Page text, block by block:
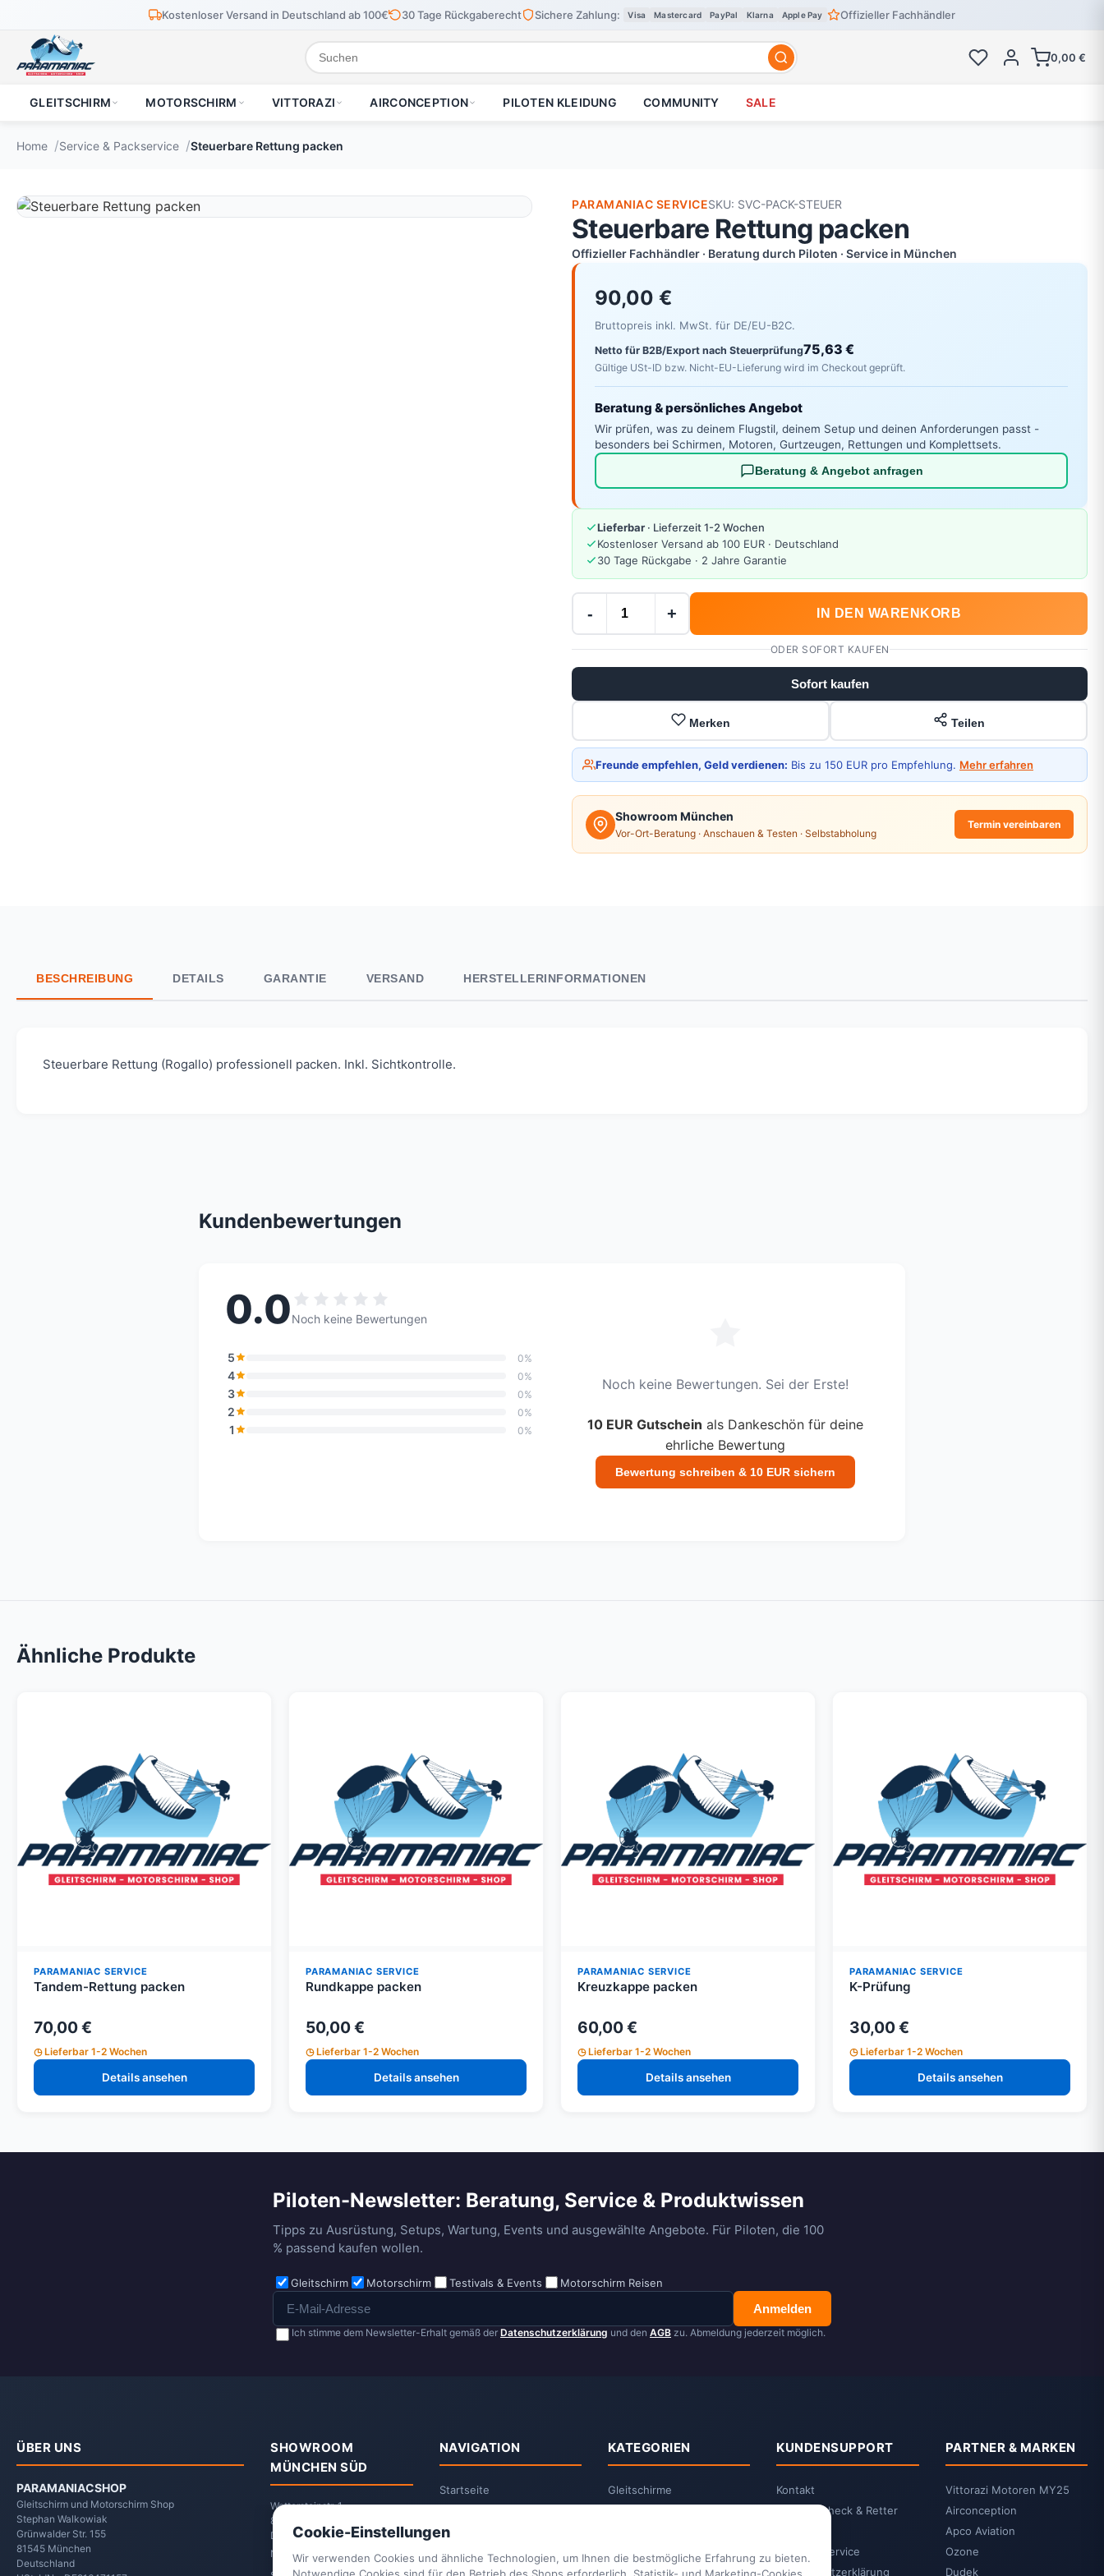
Kostenloser Versand in Deutschland ab 100€ 30 Tage Rückgaberecht Sichere Zahlung: Visa Mastercard PayPal Klarna Apple Pay Offizieller Fachhändler
0,00 €
GLEITSCHIRM MOTORSCHIRM VITTORAZI AIRCONCEPTION PILOTEN KLEIDUNG COMMUNITY SALE
Home Service & Packservice Steuerbare Rettung packen
PARAMANIAC SERVICESKU: SVC-PACK-STEUER
Steuerbare Rettung packen
Offizieller Fachhändler · Beratung durch Piloten · Service in München
90,00 €
Bruttopreis inkl. MwSt. für DE/EU-B2C.
Netto für B2B/Export nach Steuerprüfung75,63 €
Gültige USt-ID bzw. Nicht-EU-Lieferung wird im Checkout geprüft.
Beratung & persönliches Angebot
Wir prüfen, was zu deinem Flugstil, deinem Setup und deinen Anforderungen passt -
besonders bei Schirmen, Motoren, Gurtzeugen, Rettungen und Komplettsets.
Beratung & Angebot anfragen
Lieferbar · Lieferzeit 1-2 Wochen
Kostenloser Versand ab 100 EUR · Deutschland
30 Tage Rückgabe · 2 Jahre Garantie
- + IN DEN WARENKORB
ODER SOFORT KAUFEN
Sofort kaufen
Merken Teilen
Freunde empfehlen, Geld verdienen: Bis zu 150 EUR pro Empfehlung. Mehr erfahren
Showroom München
Vor-Ort-Beratung · Anschauen & Testen · Selbstabholung
Termin vereinbaren
BESCHREIBUNG DETAILS GARANTIE VERSAND HERSTELLERINFORMATIONEN
Steuerbare Rettung (Rogallo) professionell packen. Inkl. Sichtkontrolle.
Kundenbewertungen
0.0Noch keine Bewertungen
5 0%
4 0%
3 0%
2 0%
1 0%
Noch keine Bewertungen. Sei der Erste!
10 EUR Gutschein als Dankeschön für deine
ehrliche Bewertung
Bewertung schreiben & 10 EUR sichern
Ähnliche Produkte
PARAMANIAC SERVICE
Tandem-Rettung packen
70,00 €
Lieferbar 1-2 Wochen
Details ansehen
PARAMANIAC SERVICE
Rundkappe packen
50,00 €
Lieferbar 1-2 Wochen
Details ansehen
PARAMANIAC SERVICE
Kreuzkappe packen
60,00 €
Lieferbar 1-2 Wochen
Details ansehen
PARAMANIAC SERVICE
K-Prüfung
30,00 €
Lieferbar 1-2 Wochen
Details ansehen
Piloten-Newsletter: Beratung, Service & Produktwissen
Tipps zu Ausrüstung, Setups, Wartung, Events und ausgewählte Angebote. Für Piloten, die 100
% passend kaufen wollen.
Gleitschirm Motorschirm Testivals & Events Motorschirm Reisen
Anmelden
Ich stimme dem Newsletter-Erhalt gemäß der Datenschutzerklärung und den AGB zu. Abmeldung jederzeit möglich.
ÜBER UNS
PARAMANIACSHOP
Gleitschirm und Motorschirm Shop
Stephan Walkowiak
Grünwalder Str. 155
81545 München
Deutschland
SHOWROOM
MÜNCHEN SÜD
Wettersteinstr. 1
82024 Taufkirchen
Deutschland
Nach Vereinbarung
NAVIGATION
Startseite
Kontakt
Blog
Community Forum
KATEGORIEN
Gleitschirme
Vittorazi Ersatzteile
Airconception Paramotor
KUNDENSUPPORT
Kontakt
2-Jahrescheck & Retter
Vittorazi Service
Datenschutzerklärung
PARTNER & MARKEN
Vittorazi Motoren MY25
Airconception
Apco Aviation
Ozone
Dudek
Cookie-Einstellungen
Wir verwenden Cookies und ähnliche Technologien, um Ihnen die bestmögliche Erfahrung zu bieten.